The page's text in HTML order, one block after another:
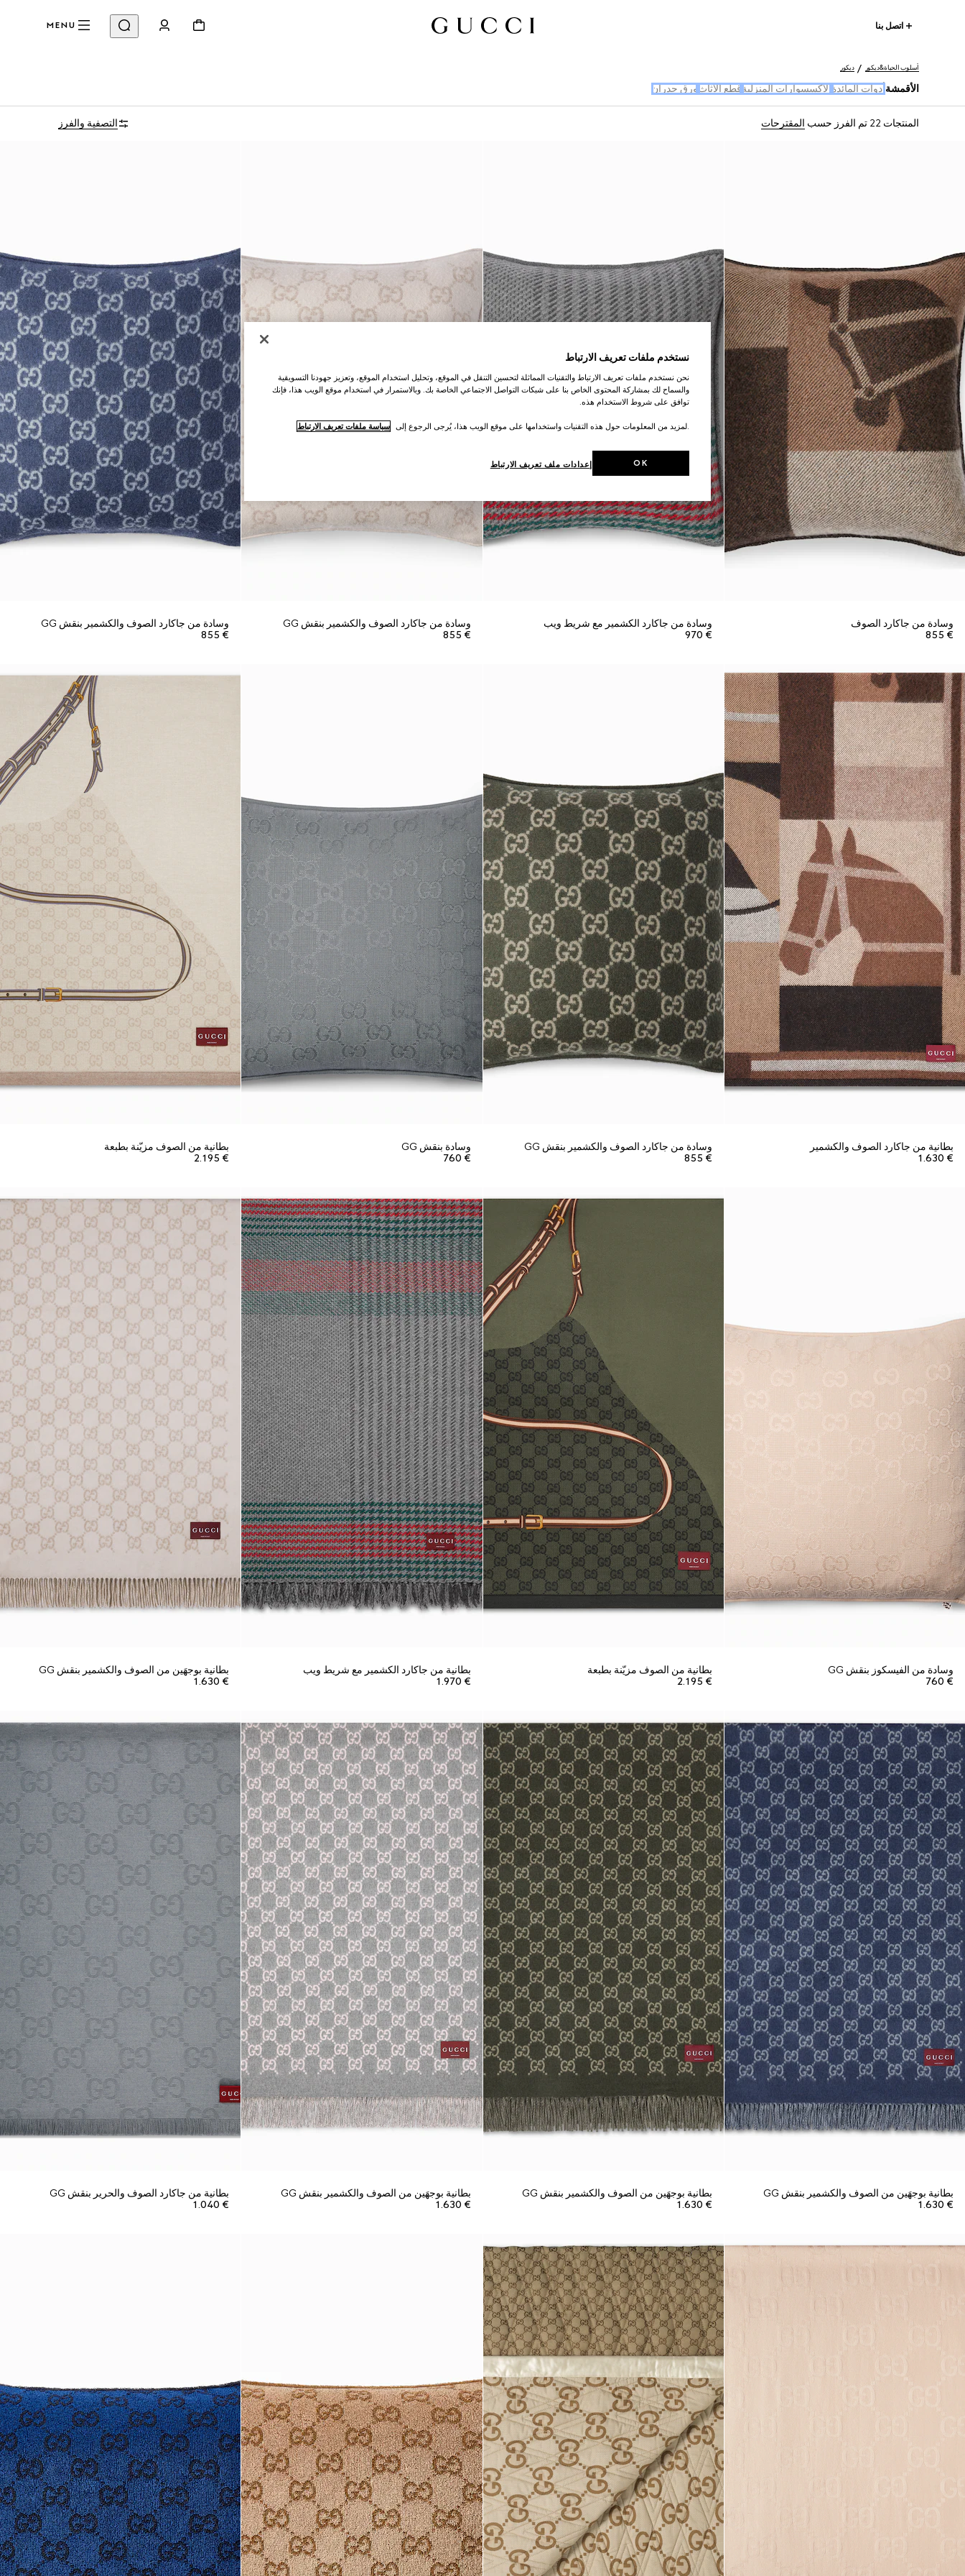
اتصل بنا MENU
أسلوب الحياة&ديكور ديكور
الأقمشة أدوات المائدة الإكسسوارات المنزلية قطع الأثاث ورق جدران
المنتجات 22 تم الفرز حسب المقترحات التصفية والفرز
وسادة من جاكارد الصوف
€ 855
وسادة من جاكارد الكشمير مع شريط ويب
€ 970
وسادة من جاكارد الصوف والكشمير بنقش GG
€ 855
وسادة من جاكارد الصوف والكشمير بنقش GG
€ 855
بطانية من جاكارد الصوف والكشمير
€ 1.630
وسادة من جاكارد الصوف والكشمير بنقش GG
€ 855
وسادة بنقش GG
€ 760
بطانية من الصوف مزيّنة بطبعة
€ 2.195
وسادة من الفيسكوز بنقش GG
€ 760
بطانية من الصوف مزيّنة بطبعة
€ 2.195
بطانية من جاكارد الكشمير مع شريط ويب
€ 1.970
بطانية بوجهَين من الصوف والكشمير بنقش GG
€ 1.630
بطانية بوجهَين من الصوف والكشمير بنقش GG
€ 1.630
بطانية بوجهَين من الصوف والكشمير بنقش GG
€ 1.630
بطانية بوجهَين من الصوف والكشمير بنقش GG
€ 1.630
بطانية من جاكارد الصوف والحرير بنقش GG
€ 1.040
نستخدم ملفات تعريف الارتباط
نحن نستخدم ملفات تعريف الارتباط والتقنيات المماثلة لتحسين التنقل في الموقع، وتحليل استخدام الموقع، وتعزيز جهودنا التسويقية
والسماح لك بمشاركة المحتوى الخاص بنا على شبكات التواصل الاجتماعي الخاصة بك. وبالاستمرار في استخدام موقع الويب هذا، فإنك
توافق على شروط الاستخدام هذه.
.لمزيد من المعلومات حول هذه التقنيات واستخدامها على موقع الويب هذا، يُرجى الرجوع إلى سياسة ملفات تعريف الارتباط
إعدادات ملف تعريف الارتباط OK